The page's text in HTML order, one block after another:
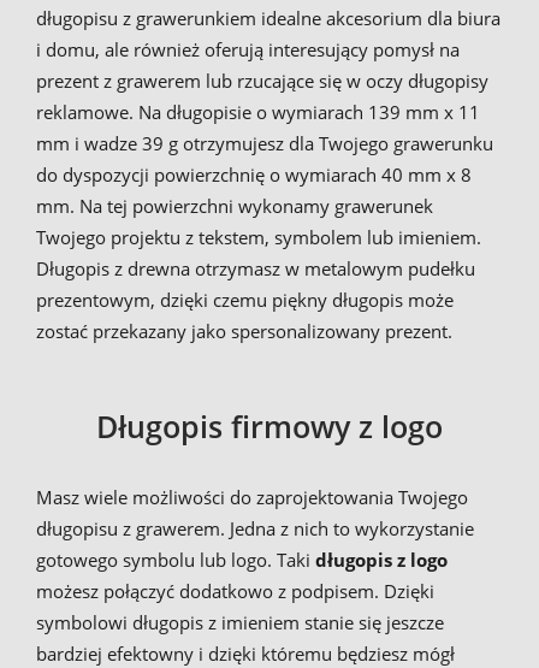
długopisu z grawerunkiem idealne akcesorium dla biura
i domu, ale również oferują interesujący pomysł na
prezent z grawerem lub rzucające się w oczy długopisy
reklamowe. Na długopisie o wymiarach 139 mm x 11
mm i wadze 39 g otrzymujesz dla Twojego grawerunku
do dyspozycji powierzchnię o wymiarach 40 mm x 8
mm. Na tej powierzchni wykonamy grawerunek
Twojego projektu z tekstem, symbolem lub imieniem.
Długopis z drewna otrzymasz w metalowym pudełku
prezentowym, dzięki czemu piękny długopis może
zostać przekazany jako spersonalizowany prezent.
Długopis firmowy z logo
Masz wiele możliwości do zaprojektowania Twojego
długopisu z grawerem. Jedna z nich to wykorzystanie
gotowego symbolu lub logo. Taki długopis z logo
możesz połączyć dodatkowo z podpisem. Dzięki
symbolowi długopis z imieniem stanie się jeszcze
bardziej efektowny i dzięki któremu będziesz mógł